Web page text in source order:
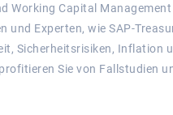
Working Capital
Experten, wie SAP-
Sicherheitsrisiken, Inflation
Sie von Fallstudien